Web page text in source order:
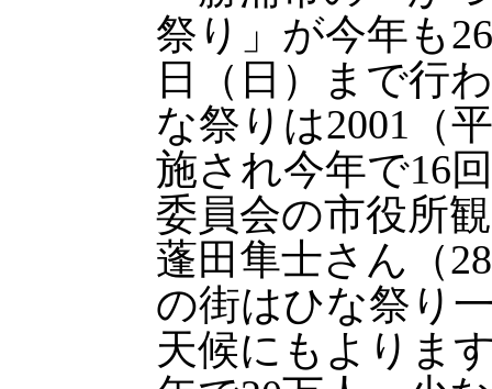
祭り」が今年も
日（日）まで行
な祭りは2001（
施され今年で16
委員会の市役所
蓬田隼士さん（
の街はひな祭り
天候にもよりま